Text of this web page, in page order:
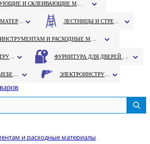
и расходные материалы